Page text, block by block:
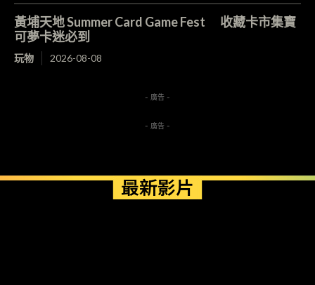
黃埔天地 Summer Card Game Fest 收藏卡市集寶
可夢卡迷必到
玩物 2026-08-08
- 廣告 -
- 廣告 -
最新影片